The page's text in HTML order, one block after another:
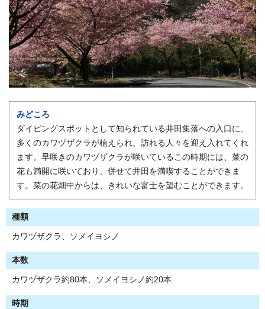
みどころ
ダイビングスポットとして知られている井田集落への入口に、
多くのカワヅザクラが植えられ、訪れる人々を迎え入れてくれ
ます。早咲きのカワヅザクラが咲いているこの時期には、菜の
花も満開に咲いており、併せて井田を満喫することができま
す。菜の花畑中からは、きれいな富士を望むことができます。
種類
カワヅザクラ、ソメイヨシノ
本数
カワヅザクラ約80本、ソメイヨシノ約20本
時期